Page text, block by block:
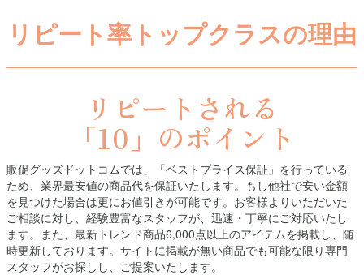
リピート率トップクラスの理由
リピートされる
「10」のポイント
販促グッズドットコムでは、「ベストプライス保証」を行っている
ため、業界最安値の商品代を保証いたします。もし他社で安い金額
を見つけた場合は更にお値引きが可能です。お客様よりいただいた
ご相談に対し、経験豊富なスタッフが、迅速・丁寧にご対応いたし
ます。また、最新トレンド商品6,000点以上のアイテムを掲載し、随
時更新しております。サイトに掲載が無い商品でも可能な限り専門
スタッフがお探しし、ご提案いたします。